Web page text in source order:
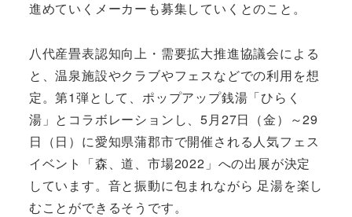
進めていくメーカーも募集していくとのこと。
八代産畳表認知向上・需要拡大推進協議会による
と、温泉施設やクラブやフェスなどでの利用を想
定。第1弾として、ポップアップ銭湯「ひらく
湯」とコラボレーションし、5月27日（金）～29
日（日）に愛知県蒲郡市で開催される人気フェス
イベント「森、道、市場2022」への出展が決定
しています。音と振動に包まれながら 足湯を楽し
むことができるそうです。